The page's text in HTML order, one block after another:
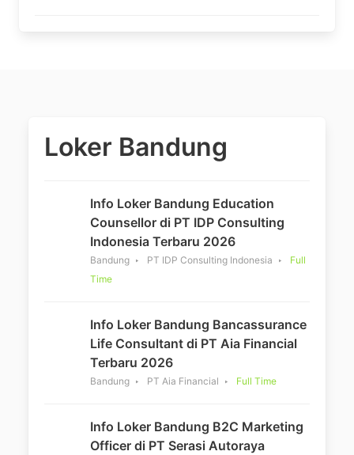
Loker Bandung
Info Loker Bandung Education
Counsellor di PT IDP Consulting
Indonesia Terbaru 2026
Bandung PT IDP Consulting Indonesia
Full
Time
Info Loker Bandung Bancassurance
Life Consultant di PT Aia Financial
Terbaru 2026
Bandung PT Aia Financial Full Time
Info Loker Bandung B2C Marketing
Officer di PT Serasi Autoraya